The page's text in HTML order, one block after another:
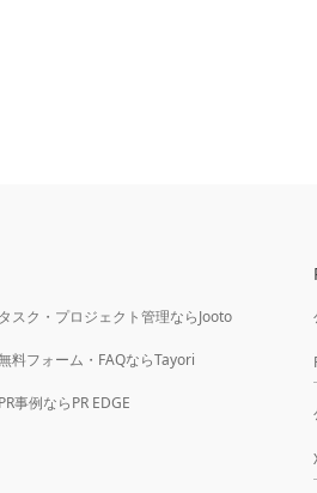
タスク・プロジェクト管理ならJooto
料フォーム・FAQならTayori
PR事例ならPR EDGE